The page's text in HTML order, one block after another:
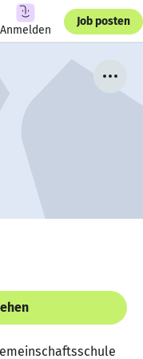
Anmelden
Job posten